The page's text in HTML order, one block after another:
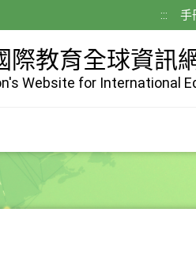
::: 手
際教育全球資訊
Website for International